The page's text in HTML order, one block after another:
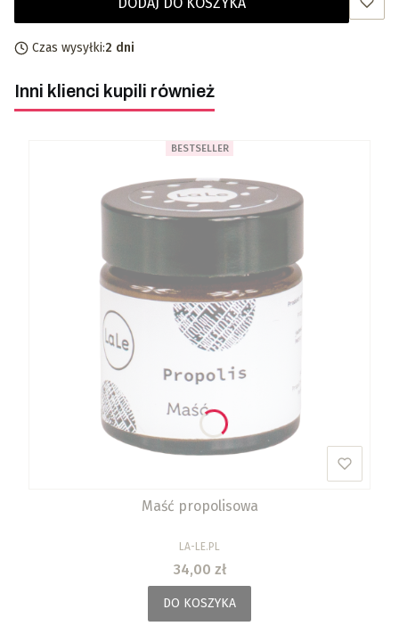
Czas wysyłki:2 dni
Inni klienci kupili również
BESTSELLER
Maść propolisowa
PRODUCENT
LA-LE.PL
Cena
34,00 zł
DO KOSZYKA